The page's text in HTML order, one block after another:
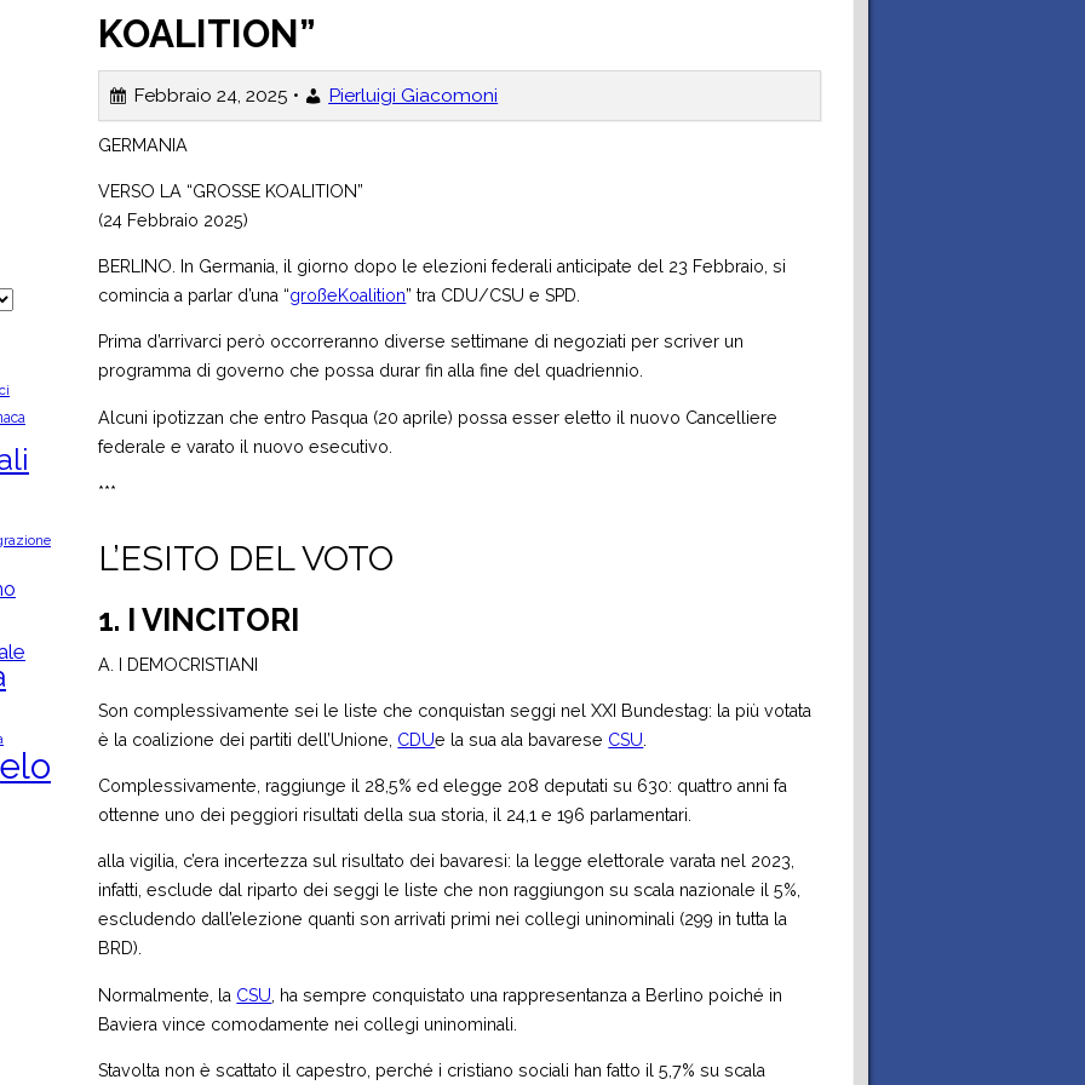
KOALITION”
Febbraio 24, 2025 • Pierluigi Giacomoni
GERMANIA
VERSO LA “GROSSE KOALITION”
(24 Febbraio 2025)
BERLINO. In Germania, il giorno dopo le elezioni federali anticipate del 23 Febbraio, si
comincia a parlar d’una “großeKoalition” tra CDU/CSU e SPD.
Prima d’arrivarci però occorreranno diverse settimane di negoziati per scriver un
programma di governo che possa durar fin alla fine del quadriennio.
Alcuni ipotizzan che entro Pasqua (20 aprile) possa esser eletto il nuovo Cancelliere
federale e varato il nuovo esecutivo.
***
L’ESITO DEL VOTO
1. I VINCITORI
A. I DEMOCRISTIANI
Son complessivamente sei le liste che conquistan seggi nel XXI Bundestag: la più votata
è la coalizione dei partiti dell’Unione, CDUe la sua ala bavarese CSU
Complessivamente, raggiunge il 28,5% ed elegge 208 deputati su 630: quattro anni fa
ottenne uno dei peggiori risultati della sua storia, il 24,1 e 196 parlamentari.
alla vigilia, c’era incertezza sul risultato dei bavaresi: la legge elettorale varata nel 2023,
infatti, esclude dal riparto dei seggi le liste che non raggiungon su scala nazionale il 5%,
escludendo dall’elezione quanti son arrivati primi nei collegi uninominali (299 in tutta la
BRD).
Normalmente, la CSU , ha sempre conquistato una rappresentanza a Berlino poiché in
Baviera vince comodamente nei collegi uninominali.
Stavolta non è scattato il capestro, perché i cristiano sociali han fatto il 5,7% su scala